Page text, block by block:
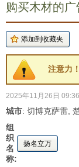
购买木材的
注意力
2025年11月26日 09:36
城市: 切博克萨雷,
组
织
名
称:
扬名立万